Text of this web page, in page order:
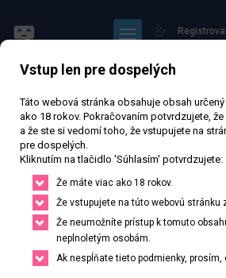
Robím Všetko
63 038 zhlédnutí Ověřený inzerát Aktivní
25 rokov Slovenská
Poprad, Prešovský kraj, Slovenská
Vstup len pre dospelých
Táto webová stránka obsahuje obsah
ako 18 rokov. Pokračovaním potvrdzujete,
a že ste si vedomí toho, že vstupujete na
pre dospelých.
Kliknutím na tlačidlo 'Súhlasím' potvrdzujete:
Že máte viac ako 18 rokov.
Že vstupujete na túto webovú stránku
Že neumožníte prístup k tomuto
neplnoletým osobám.
Ak nespĺňate tieto podmienky, prosím,